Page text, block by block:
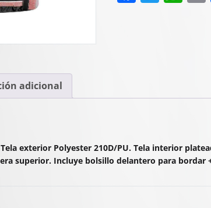
o p
adicional
exterior Polyester 210D/PU. Tela interior
superior. Incluye bolsillo delantero para bordar